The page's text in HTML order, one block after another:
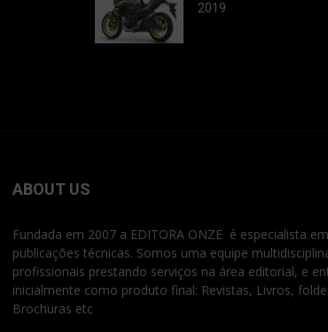
2019
ABOUT US
Fundada em 2007 a EDITORA ONZE é especialista em
publicações técnicas. Somos uma equipe
profissionais prestando serviços na área editorial, e
inicialmente como produto final: Revistas, Livros,
Brochuras etc